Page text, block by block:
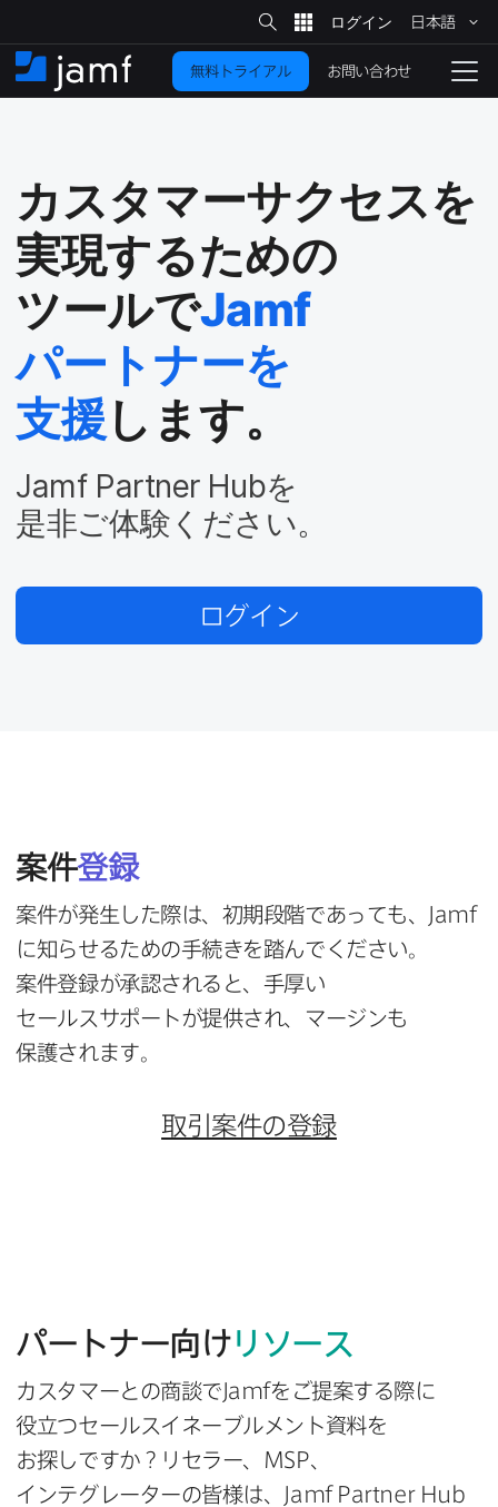
イ
ン
コ
ツ
に
​
移
動
サ
イ
ト
検
索
日本語
ホ
ー
ナ
ン
無料トライアル お問い合わせ
カスタマーサクセスを​
実現する​ための​
ツールでJamf
パートナーを​
支援 します。
Jamf Partner Hubを​
是非ご体験ください。
ログイン
案件登録
案件が​発生した​際は、​初期段階であっても、
Jamf
に​知らせる​ための​手続きを​踏んでください。​
案件登録が​承認されると、​手厚い​
セールスサポートが​提供され、​マージンも​
保護されます。
取引案件の​登録
パートナー向けリソース
カスタマーとの​商談で Jamfを​ご提案する​際に​
役立つセールスイネーブルメント資料を​
お探しですか？​リセラー、
MSP、​
インテグレーターの​皆様は、
Jamf Partner Hub